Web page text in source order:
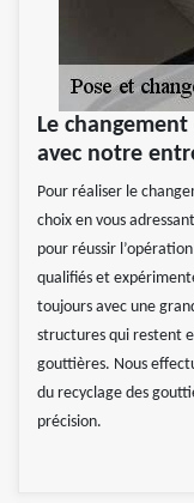
Le
avec notre
Pour réaliser le
choix en vous
pour réussir
qualifiés et
toujours avec une
structures qui restent
gouttières. Nous
du recyclage des
précision.